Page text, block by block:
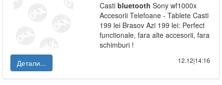
Casti bluetooth Sony wf1000x
Accesorii Telefoane - Tablete Casti
199 lei Brasov Azi 199 lei: Perfect
functionale, fara alte accesorii, fara
schimburi !
Детали...
12.12|14:16